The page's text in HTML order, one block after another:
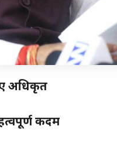
अधिकृत
कदम